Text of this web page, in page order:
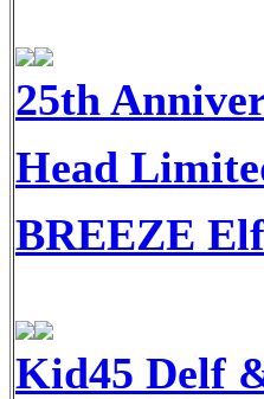
25th
Head
BREEZE
Kid45 Delf